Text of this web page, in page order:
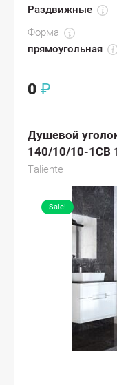
Раздвижные
Форма
прямоугольная
0 ₽
Душевой
140/10/10-1CB
Taliente
Sale!